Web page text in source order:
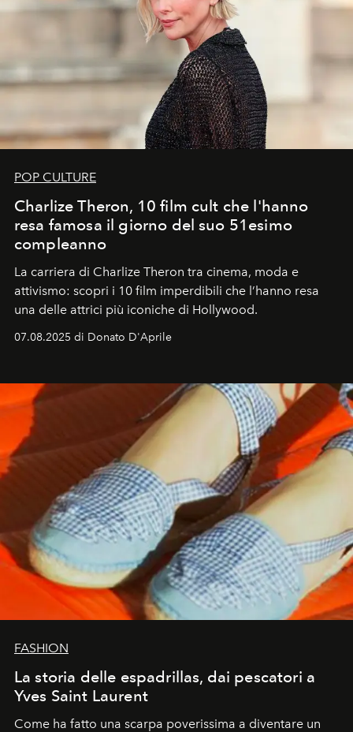
POP CULTURE
Charlize Theron, 10 film cult che l'hanno
resa famosa il giorno del suo 51esimo
compleanno
La carriera di Charlize Theron tra cinema, moda e
attivismo: scopri i 10 film imperdibili che l’hanno resa
una delle attrici più iconiche di Hollywood.
07.08.2025 di Donato D'Aprile
FASHION
La storia delle espadrillas, dai pescatori a
Yves Saint Laurent
Come ha fatto una scarpa poverissima a diventare un